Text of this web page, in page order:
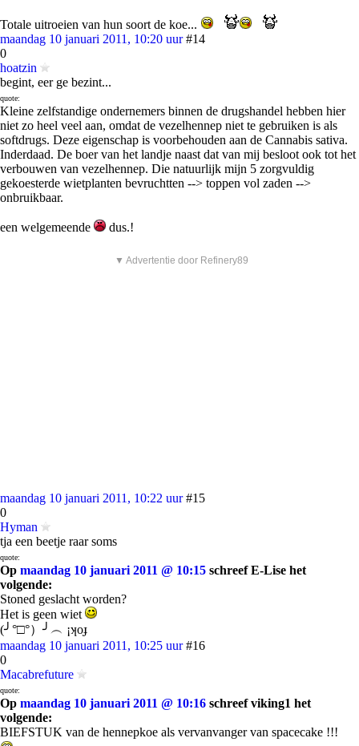
Totale uitroeien van hun soort de koe...
maandag 10 januari 2011, 10:20 uur #14
0
hoatzin
begint, eer ge bezint...
quote:
Kleine zelfstandige ondernemers binnen de drugshandel hebben hier
niet zo heel veel aan, omdat de vezelhennep niet te gebruiken is als
softdrugs. Deze eigenschap is voorbehouden aan de Cannabis sativa.
Inderdaad. De boer van het landje naast dat van mij besloot ook tot het
verbouwen van vezelhennep. Die natuurlijk mijn 5 zorgvuldig
gekoesterde wietplanten bevruchtten --> toppen vol zaden -->
onbruikbaar.
een welgemeende dus.!
▼ Advertentie door Refinery89
maandag 10 januari 2011, 10:22 uur #15
0
Hyman
tja een beetje raar soms
quote:
Op maandag 10 januari 2011 @ 10:15 schreef E-Lise het
volgende:
Stoned geslacht worden?
Het is geen wiet
(╯°□°）╯︵ ¡ʞoɟ
maandag 10 januari 2011, 10:25 uur #16
0
Macabrefuture
quote:
Op maandag 10 januari 2011 @ 10:16 schreef viking1 het
volgende:
BIEFSTUK van de hennepkoe als vervanvanger van spacecake !!!